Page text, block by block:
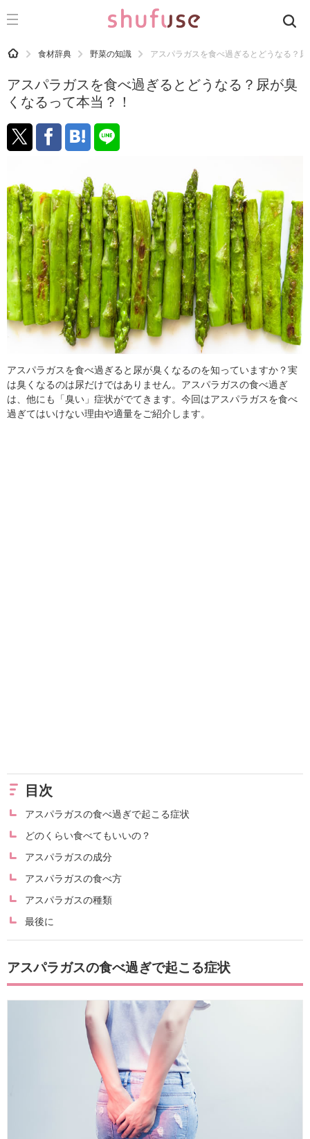
CATEGORY 記事カテゴリ
運気
洗濯
生活の知恵
掃除
マナー
趣味
食材辞典
おすすめ
HOME 食材辞典 野菜の知識 アスパラガスを食べ過ぎるとどうなる？
アスパラガスを食べ過ぎるとどうなる？尿が臭
くなるって本当？！
アスパラガスを食べ過ぎると尿が臭くなるのを知っていますか？実
は臭くなるのは尿だけではありません。アスパラガスの食べ過ぎ
は、他にも「臭い」症状がでてきます。今回はアスパラガスを食べ
過ぎてはいけない理由や適量をご紹介します。
目次
アスパラガスの食べ過ぎで起こる症状
どのくらい食べてもいいの？
アスパラガスの成分
アスパラガスの食べ方
アスパラガスの種類
最後に
アスパラガスの食べ過ぎで起こる症状